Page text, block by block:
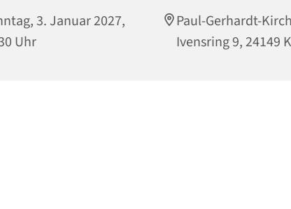
3. Januar 2027,
Uhr
Paul-Gerhardt-
Ivensring 9, 24149